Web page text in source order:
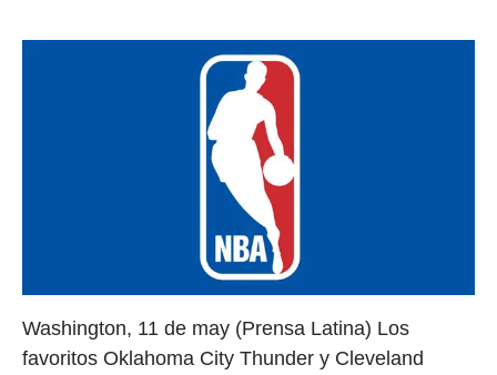
Washington, 11 de may (Prensa Latina) Los
favoritos Oklahoma City Thunder y Cleveland